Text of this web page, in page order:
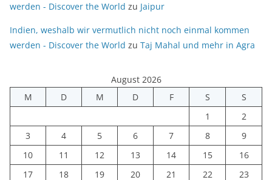
werden - Discover the World zu Jaipur
Indien, weshalb wir vermutlich nicht noch einmal kommen
werden - Discover the World zu Taj Mahal und mehr in Agra
August 2026
M
D M D F S
S
1
2
3
4 5 6 7 8
9
10
11 12 13 14 15
16
17
18 19 20 21 22 23